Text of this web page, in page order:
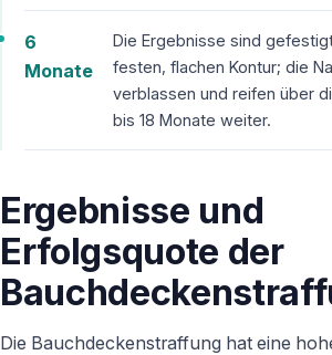
6
Monate
Die Ergebnisse sind
festen, flachen Kontur; die
verblassen und reifen über
bis 18 Monate weiter.
Ergebnisse und
Erfolgsquote der
Die Bauchdeckenstraffung hat eine